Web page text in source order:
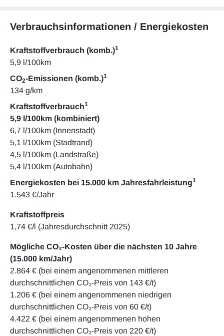
Verbrauchsinformationen / Energiekosten
Kraftstoffverbrauch (komb.)1
5,9 l/100km
CO2-Emissionen (komb.)1
134 g/km
Kraftstoffverbrauch1
5,9 l/100km (kombiniert)
6,7 l/100km (Innenstadt)
5,1 l/100km (Stadtrand)
4,5 l/100km (Landstraße)
5,4 l/100km (Autobahn)
Energiekosten bei 15.000 km Jahresfahrleistung1
1.543 €/Jahr
Kraftstoffpreis
1,74 €/l (Jahresdurchschnitt 2025)
Mögliche CO₂-Kosten über die nächsten 10 Jahre
(15.000 km/Jahr)
2.864 € (bei einem angenommenen mittleren
durchschnittlichen CO₂-Preis von 143 €/t)
1.206 € (bei einem angenommenen niedrigen
durchschnittlichen CO₂-Preis von 60 €/t)
4.422 € (bei einem angenommenen hohen
durchschnittlichen CO₂-Preis von 220 €/t)